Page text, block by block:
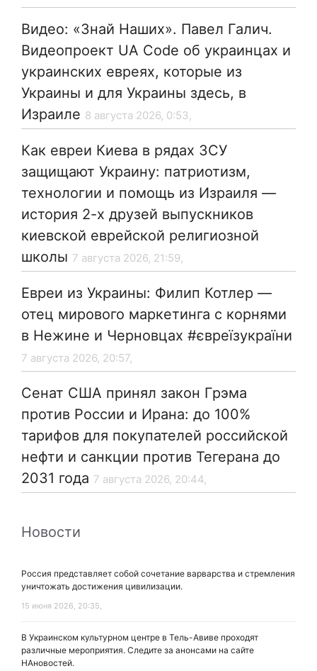
Видео: «Знай Наших». Павел Галич.
Видеопроект UA Code об украинцах и
украинских евреях, которые из
Украины и для Украины здесь, в
Израиле 8 августа 2026, 0:53,
Как евреи Киева в рядах ЗСУ
защищают Украину: патриотизм,
технологии и помощь из Израиля —
история 2-х друзей выпускников
киевской еврейской религиозной
школы 7 августа 2026, 21:59,
Евреи из Украины: Филип Котлер —
отец мирового маркетинга с корнями
в Нежине и Черновцах #євреїзукраїни
7 августа 2026, 20:57,
Сенат США принял закон Грэма
против России и Ирана: до 100%
тарифов для покупателей российской
нефти и санкции против Тегерана до
2031 года 7 августа 2026, 20:44,
Новости
Россия представляет собой сочетание варварства и стремления
уничтожать достижения цивилизации.
15 июня 2026, 20:35,
В Украинском культурном центре в Тель-Авиве проходят
различные мероприятия. Следите за анонсами на сайте
НАновостей.